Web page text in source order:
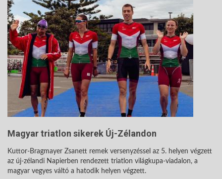
Magyar triatlon sikerek Új-Zélandon
Kuttor-Bragmayer Zsanett remek versenyzéssel az 5. helyen végzett
az új-zélandi Napierben rendezett triatlon világkupa-viadalon, a
magyar vegyes váltó a hatodik helyen végzett.